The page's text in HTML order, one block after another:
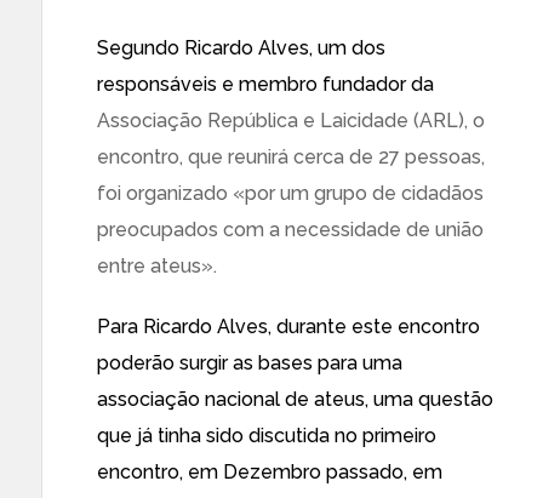
Segundo Ricardo Alves, um dos
responsáveis e membro fundador da
Associação República e Laicidade (ARL), o
encontro, que reunirá cerca de 27 pessoas,
foi organizado «por um grupo de cidadãos
preocupados com a necessidade de união
entre ateus».
Para Ricardo Alves, durante este encontro
poderão surgir as bases para uma
associação nacional de ateus, uma questão
que já tinha sido discutida no primeiro
encontro, em Dezembro passado, em